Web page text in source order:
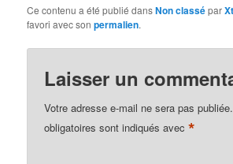
Ce contenu a été publié dansNon classépar
favori avec sonpermalien.
Laisser un
Votre adresse e-mail ne sera pas publiée.
obligatoires sont indiqués avec*